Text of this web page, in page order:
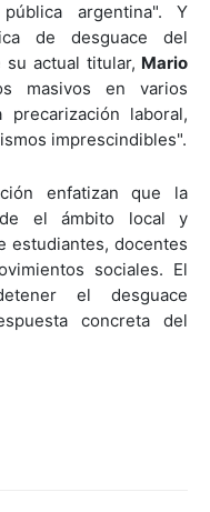
argentina". Y
de desguace del
actual titular, Mario
masivos en varios
laboral,
imprescindibles".
enfatizan que la
el ámbito local y
estudiantes, docentes
sociales. El
el desguace
concreta del